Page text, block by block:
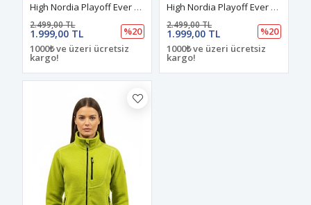
High Nordia Playoff Ever Wool Dış Katman Merino Ceket Mor
1.999,00 TL
2.499,00 TL
%20
1000₺ ve üzeri ücretsiz
kargo!
High Nordia Playoff Ever Wool Dış Katman Merino Ceket Siyah
1.999,00 TL
2.499,00 TL
%20
1000₺ ve üzeri ücretsiz
kargo!